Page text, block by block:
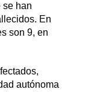
se han
En
son 9, en
autónoma